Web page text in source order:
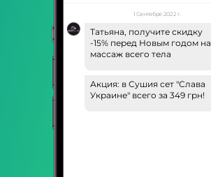
1 Сентября 2022 г.
Татьяна, получите скидку
-15% перед Новым годом на
массаж всего тела
Акция: в Сушия сет "Слава
Украине" всего за 349 грн!